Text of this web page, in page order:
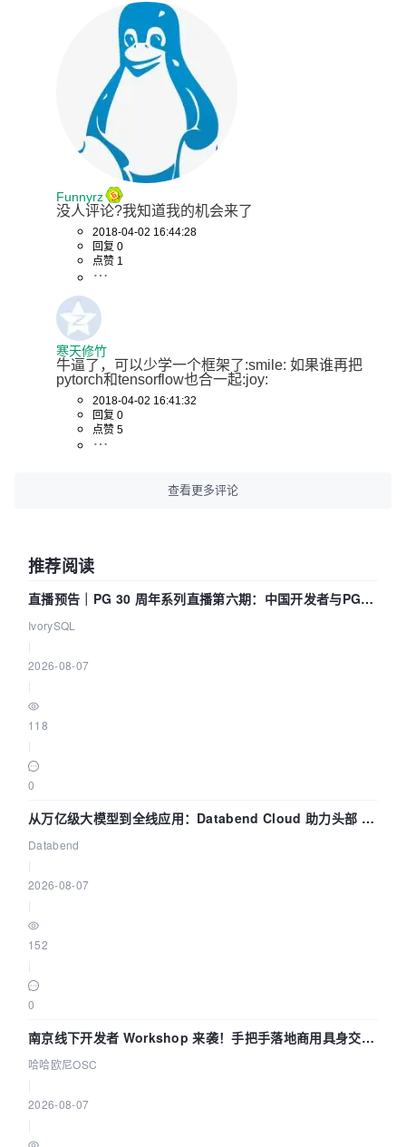
Funnyrz
没人评论?我知道我的机会来了
2018-04-02 16:44:28
回复 0
点赞 1
寒天修竹
牛逼了，可以少学一个框架了:smile: 如果谁再把
pytorch和tensorflow也合一起:joy:
2018-04-02 16:41:32
回复 0
点赞 5
查看更多评论
推荐阅读
直播预告｜PG 30 周年系列直播第六期：中国开发者与PG内
核——我们改得动吗？我们贡献了什么？
IvorySQL
2026-08-07
118
0
从万亿级大模型到全线应用：Databend Cloud 助力头部 AI
企业构建全链路 Trace 数据管道
Databend
2026-08-07
152
0
南京线下开发者 Workshop 来袭！手把手落地商用具身交互
智能 Agent 应用
哈哈欧尼OSC
2026-08-07